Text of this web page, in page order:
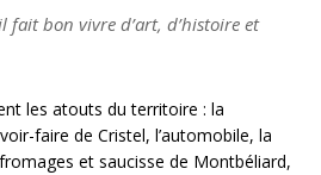
fait bon vivre d’art, d’histoire et
les atouts du territoire : la
faire de Cristel, l’automobile, la
et saucisse de Montbéliard,